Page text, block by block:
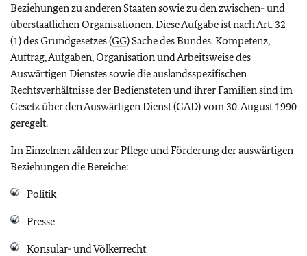
Beziehungen zu anderen Staaten sowie zu den zwischen- und
überstaatlichen Organisationen. Diese Aufgabe ist nach Art. 32
(1) des Grundgesetzes (GG) Sache des Bundes. Kompetenz,
Auftrag, Aufgaben, Organisation und Arbeitsweise des
Auswärtigen Dienstes sowie die auslandsspezifischen
Rechtsverhältnisse der Bediensteten und ihrer Familien sind im
Gesetz über den Auswärtigen Dienst (GAD) vom 30. August 1990
geregelt.
Im Einzelnen zählen zur Pflege und Förderung der auswärtigen
Beziehungen die Bereiche:
Politik
Presse
Konsular- und Völkerrecht